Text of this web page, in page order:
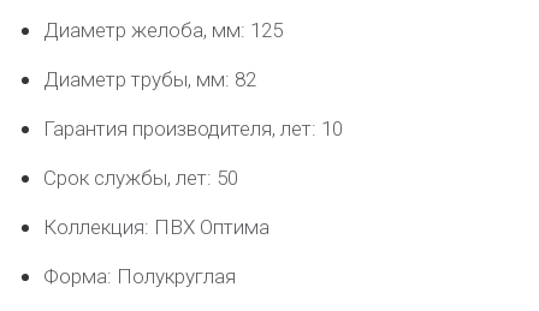
Диаметр желоба, мм: 125
Диаметр трубы, мм: 82
Гарантия производителя, лет: 10
Срок службы, лет: 50
Коллекция: ПВХ Оптима
Форма: Полукруглая